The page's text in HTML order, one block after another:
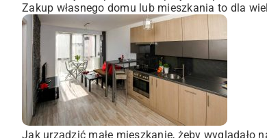
Zakup własnego domu lub mieszkania to dla
Jak urządzić małe mieszkanie, żeby wyglądało